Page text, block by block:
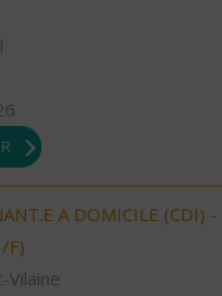
A DOMICILE (CDI) -
F)